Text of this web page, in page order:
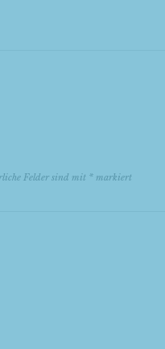
Felder sind mit * markiert